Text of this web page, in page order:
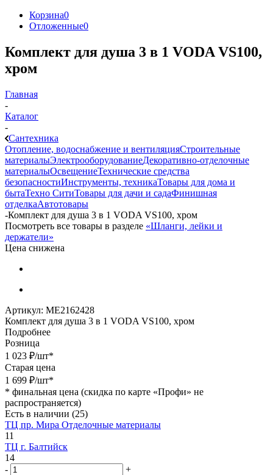
Корзина0
Отложенные0
Комплект для душа 3 в 1 VODA VS100,
хром
Главная
-
Каталог
-
Сантехника
Отопление, водоснабжение и вентиляцияСтроительные
материалыЭлектрооборудованиеДекоративно-отделочные
материалыОсвещениеТехнические средства
безопасностиИнструменты, техникаТовары для дома и
бытаТехно СитиТовары для дачи и садаФинишная
отделкаАвтотовары
-Комплект для душа 3 в 1 VODA VS100, хром
Посмотреть все товары в разделе «Шланги, лейки и
держатели»
Цена снижена
Артикул: МЕ2162428
Комплект для душа 3 в 1 VODA VS100, хром
Подробнее
Розница
1 023 ₽/шт*
Старая цена
1 699 ₽/шт*
* финальная цена (скидка по карте «Профи» не
распространяется)
Есть в наличии (25)
ТЦ пр. Мира Отделочные материалы
11
ТЦ г. Балтийск
14
-
+